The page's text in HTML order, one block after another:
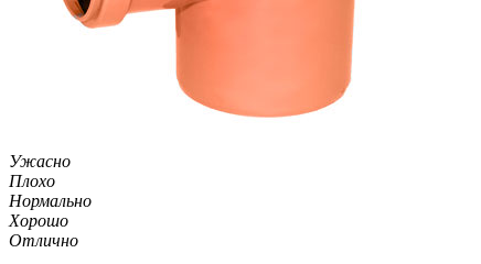
Ужасно
Плохо
Нормально
Хорошо
Отлично